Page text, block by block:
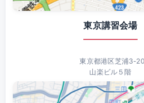
東京講習会場
東京都港区芝浦3-
山楽ビル５階